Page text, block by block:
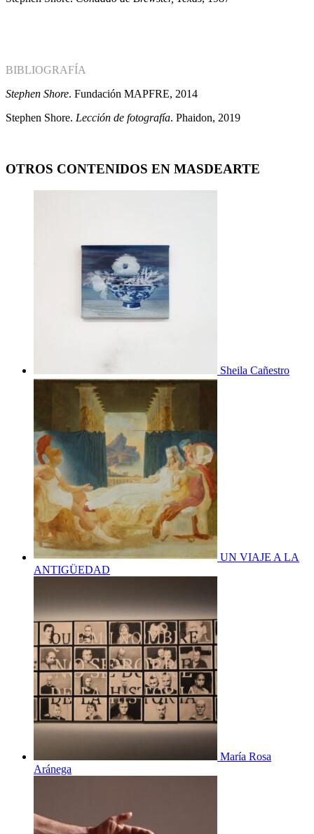
BIBLIOGRAFÍA
Stephen Shore. Fundación MAPFRE, 2014
Stephen Shore. Lección de fotografía. Phaidon, 2019
OTROS CONTENIDOS EN MASDEARTE
Sheila Cañestro
UN VIAJE A LA
ANTIGÜEDAD
María Rosa
Aránega